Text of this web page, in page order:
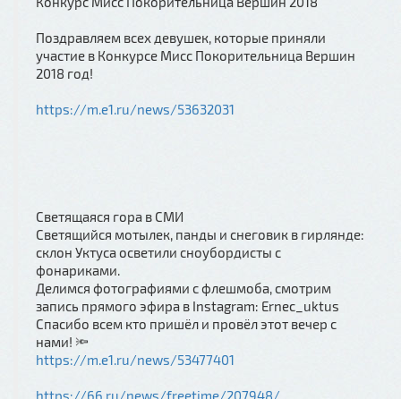
Поздравляем всех девушек, которые приняли
участие в Конкурсе Мисс Покорительница Вершин
2018 год!
https://m.e1.ru/news/53632031
Светящаяся гора в СМИ
Светящийся мотылек, панды и снеговик в гирлянде:
склон Уктуса осветили сноубордисты с
фонариками.
Делимся фотографиями с флешмоба, смотрим
запись прямого эфира в Instagram: Ernec_uktus
Спасибо всем кто пришёл и провёл этот вечер с
нами! 🔦
https://m.e1.ru/news/53477401
https://66.ru/news/freetime/207948/